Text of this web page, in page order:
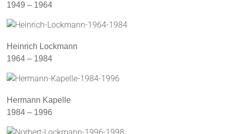
1949 – 1964
Heinrich Lockmann
1964 – 1984
Hermann Kapelle
1984 – 1996